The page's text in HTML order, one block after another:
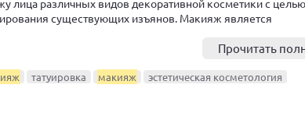
лица различных видов декоративной косметики с целью
существующих изъянов. Макияж является
Прочитать
татуировка макияж
эстетическая косметология